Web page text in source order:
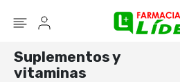
Seguir mi pedido
Suplementos y
vitaminas